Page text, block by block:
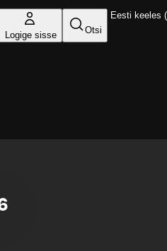
Logige sisse Otsi